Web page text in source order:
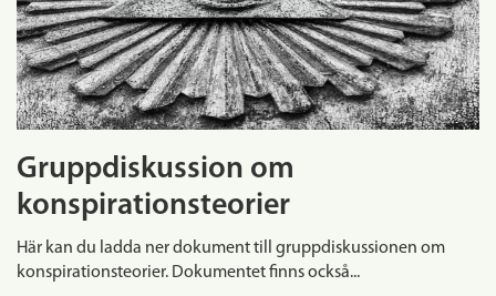
Gruppdiskussion om
konspirationsteorier
Här kan du ladda ner dokument till gruppdiskussionen om
konspirationsteorier. Dokumentet finns också...